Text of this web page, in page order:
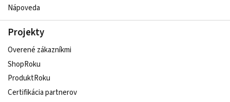
Nápoveda
Projekty
Overené zákazníkmi
ShopRoku
ProduktRoku
Certifikácia partnerov